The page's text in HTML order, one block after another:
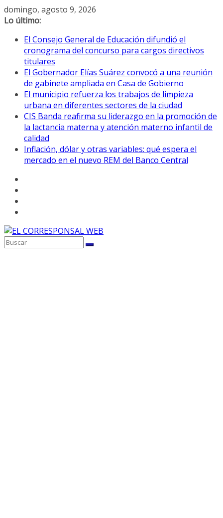
Saltar
al
domingo, agosto 9, 2026
Lo último:
El Consejo General de Educación difundió el
cronograma del concurso para cargos directivos
titulares
El Gobernador Elías Suárez convocó a una reunión
de gabinete ampliada en Casa de Gobierno
El municipio refuerza los trabajos de limpieza
urbana en diferentes sectores de la ciudad
CIS Banda reafirma su liderazgo en la promoción de
la lactancia materna y atención materno infantil de
calidad
Inflación, dólar y otras variables: qué espera el
mercado en el nuevo REM del Banco Central